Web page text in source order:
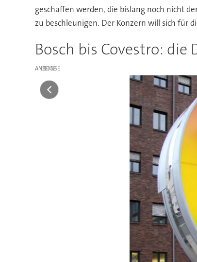
geschaffen werden, die bislang noch nicht
zu beschleunigen. Der Konzern will sich für
Bosch bis Covestro:
ANZEIGE